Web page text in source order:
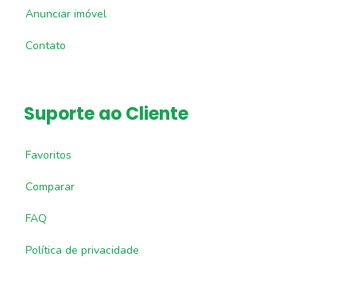
Anunciar imóvel
Contato
Suporte ao Cliente
Favoritos
Comparar
FAQ
Política de privacidade